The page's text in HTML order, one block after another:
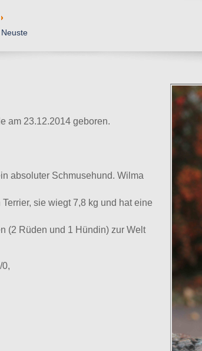
Neuste
am 23.12.2014 geboren.
absoluter Schmusehund. Wilma
sie wiegt 7,8 kg und hat eine
(2 Rüden und 1 Hündin) zur Welt
0,